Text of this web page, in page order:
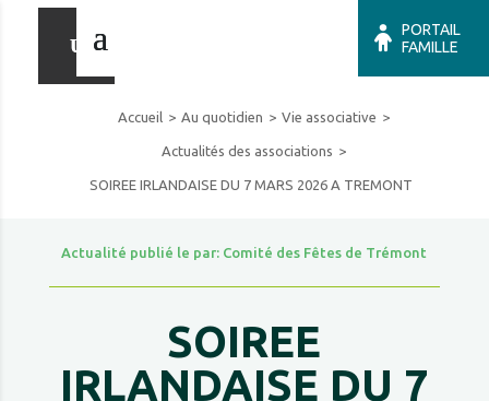
PORTAIL
FAMILLE
Accueil Au quotidien Vie associative
Actualités des associations
SOIREE IRLANDAISE DU 7 MARS 2026 A TREMONT
Actualité publié le par: Comité des Fêtes de Trémont
SOIREE
IRLANDAISE DU 7